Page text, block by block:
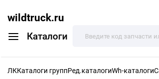
wildtruck.ru
Каталоги
ЛККаталоги группРед.каталогиWh-каталоги